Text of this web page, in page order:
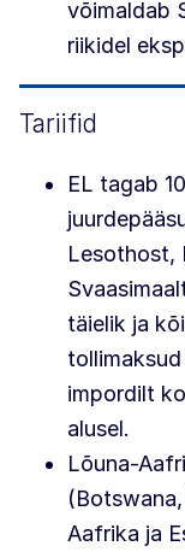
võimaldab
riikidel
Tariifid
EL tagab
Lesothost,
täielik ja
impordilt
alusel.
Lõuna-
Aafrika ja